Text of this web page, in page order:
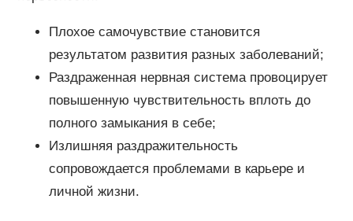
Плохое самочувствие становится
результатом развития разных заболеваний;
Раздраженная нервная система провоцирует
повышенную чувствительность вплоть до
полного замыкания в себе;
Излишняя раздражительность
сопровождается проблемами в карьере и
личной жизни.